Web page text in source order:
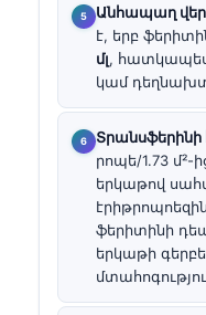
Անհապաղ
է, երբ
մլ,
կամ
Տրանսֆերինի
րոպե/1.73 մ²-
երկաթով
ֆերիտինի
երկաթի